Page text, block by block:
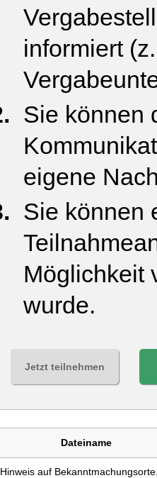
informiert
Sie können
eigene
Sie können
Möglichkeit
wurde.
Jetzt teilnehmen
Dateiname
Hinweis auf